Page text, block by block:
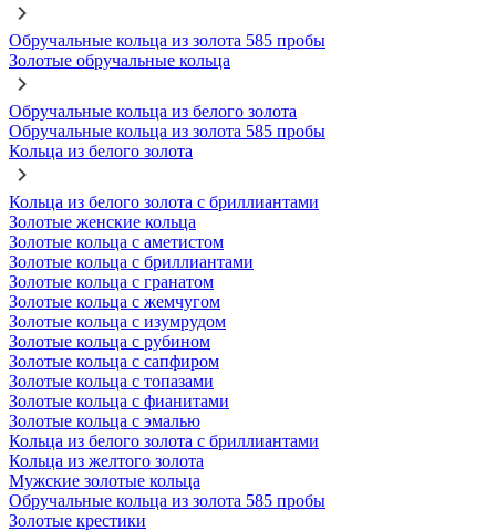
Обручальные кольца из золота 585 пробы
Золотые обручальные кольца
Обручальные кольца из белого золота
Обручальные кольца из золота 585 пробы
Кольца из белого золота
Кольца из белого золота с бриллиантами
Золотые женские кольца
Золотые кольца с аметистом
Золотые кольца с бриллиантами
Золотые кольца с гранатом
Золотые кольца с жемчугом
Золотые кольца с изумрудом
Золотые кольца с рубином
Золотые кольца с сапфиром
Золотые кольца с топазами
Золотые кольца с фианитами
Золотые кольца с эмалью
Кольца из белого золота с бриллиантами
Кольца из желтого золота
Мужские золотые кольца
Обручальные кольца из золота 585 пробы
Золотые крестики